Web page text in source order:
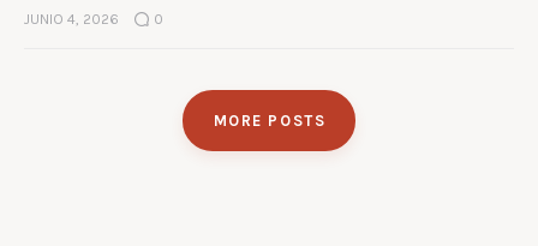
JUNIO 4, 2026 0
MORE POSTS